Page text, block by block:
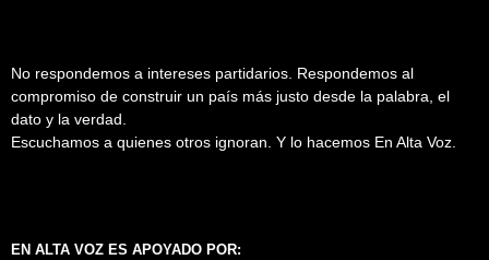
No respondemos a intereses partidarios. Respondemos al
compromiso de construir un país más justo desde la palabra, el
dato y la verdad.
Escuchamos a quienes otros ignoran. Y lo hacemos En Alta Voz.
EN ALTA VOZ ES APOYADO POR: